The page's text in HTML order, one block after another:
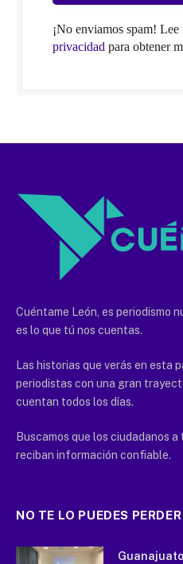
¡No enviamos spam! Lee
privacidad para obtener
Cuéntame León, es periodismo
es lo que tú nos cuentas.
Las historias que verás en esta
periodistas con una gran
cuentan todos los días.
Buscamos que los ciudadanos
reciban información confiable.
NO TE LO PUEDES PERDER